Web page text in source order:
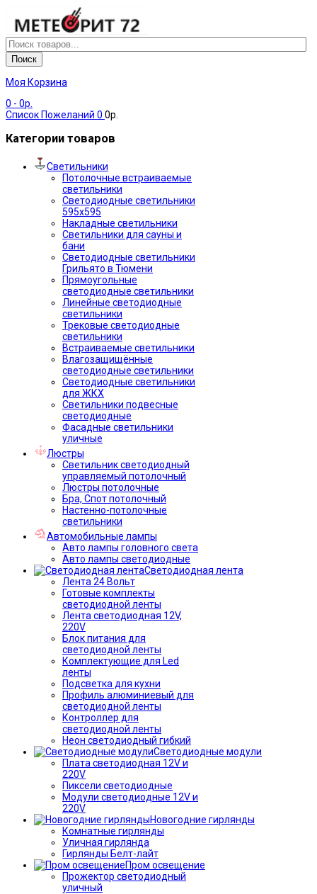
Поиск
Моя Корзина
0 - 0р.
Список Пожеланий 0 0р.
Категории товаров
Светильники
Потолочные встраиваемые
светильники
Светодиодные светильники
595х595
Накладные светильники
Светильники для сауны и
бани
Светодиодные светильники
Грильято в Тюмени
Прямоугольные
светодиодные светильники
Линейные светодиодные
светильники
Трековые светодиодные
светильники
Встраиваемые светильники
Влагозащищённые
светодиодные светильники
Светодиодные светильники
для ЖКХ
Светильники подвесные
светодиодные
Фасадные светильники
уличные
Люстры
Светильник светодиодный
управляемый потолочный
Люстры потолочные
Бра, Спот потолочный
Настенно-потолочные
светильники
Автомобильные лампы
Авто лампы головного света
Авто лампы светодиодные
Светодиодная лента
Лента 24 Вольт
Готовые комплекты
светодиодной ленты
Лента светодиодная 12V,
220V
Блок питания для
светодиодной ленты
Комплектующие для Led
ленты
Подсветка для кухни
Профиль алюминиевый для
светодиодной ленты
Контроллер для
светодиодной ленты
Неон светодиодный гибкий
Светодиодные модули
Плата светодиодная 12V и
220V
Пиксели светодиодные
Модули светодиодные 12V и
220V
Новогодние гирлянды
Комнатные гирлянды
Уличная гирлянда
Гирлянды Белт-лайт
Пром освещение
Прожектор светодиодный
уличный